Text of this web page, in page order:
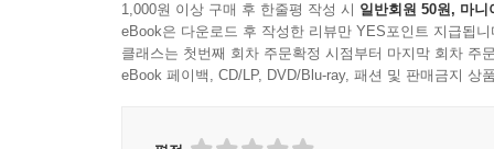
주제들 같은 프랑스 후기 구조주의자들의 생각들
나타난다. 네덜란드의 자화상과 풍속화가 등장
프랑스는 고전주의 전통이 강한 반면 네덜란
1,000원 이상 구매 후 한줄평 작성 시 일반회원 50원, 마니
eBook은 다운로드 후 작성한 리뷰만 YES포인트 지급됩니
클래스는 첫번째 회차 주문확정 시점부터 마지막 회차 주
eBook 페이백, CD/LP, DVD/Blu-ray, 패션 및 판매금지 상